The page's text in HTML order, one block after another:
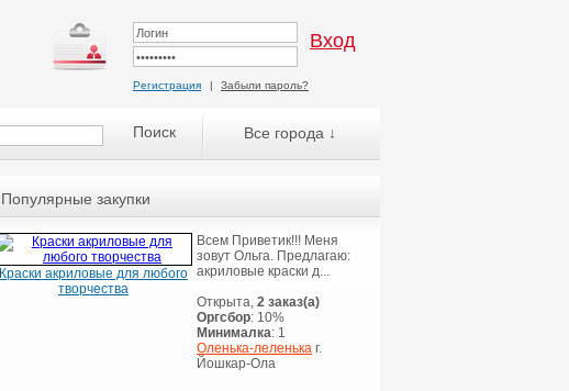
Регистрация | Забыли пароль?
Все города ↓
Популярные закупки
Краски акриловые для любого
творчества
Всем Приветик!!! Меня
зовут Ольга. Предлагаю:
акриловые краски д...
Открыта, 2 заказ(а)
Оргсбор: 10%
Минималка: 1
Оленька-леленька г.
Йошкар-Ола